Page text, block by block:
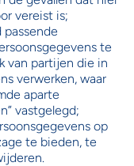
vereist is;
te
van partijen die in
verwerken, waar
aparte
vastgelegd;
op
te bieden, te